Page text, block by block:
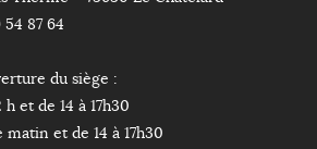
87 64
du siège :
et de 14 à 17h30
et de 14 à 17h30